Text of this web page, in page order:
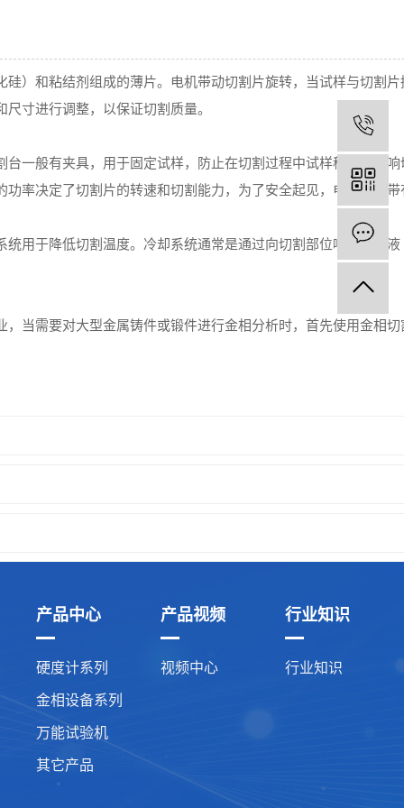
）和粘结剂组成的薄片。电机带动切割片旋转，当试样与切割
寸进行调整，以保证切割质量。
一般有夹具，用于固定试样，防止在切割过程中试样移动，影
率决定了切割片的转速和切割能力，为了安全起见，电机通常
用于降低切割温度。冷却系统通常是通过向切割部位喷射冷却
当需要对大型金属铸件或锻件进行金相分析时，首先使用金相
产品中心
硬度计系列
金相设备系列
万能试验机
其它产品
产品视频
视频中心
行业知识
行业知识